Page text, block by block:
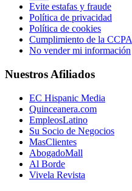
Evite estafas y fraude
Política de privacidad
Política de cookies
Cumplimiento de la CCPA
No vender mi información
Nuestros Afiliados
EC Hispanic Media
Quinceanera.com
EmpleosLatino
Su Socio de Negocios
MasClientes
AbogadoMall
Al Borde
Vivela Revista